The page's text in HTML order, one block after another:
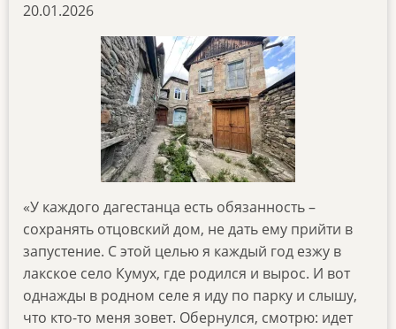
20.01.2026
«У каждого дагестанца есть обязанность –
сохранять отцовский дом, не дать ему прийти в
запустение. С этой целью я каждый год езжу в
лакское село Кумух, где родился и вырос. И вот
однажды в родном селе я иду по парку и слышу,
что кто-то меня зовет. Обернулся, смотрю: идет